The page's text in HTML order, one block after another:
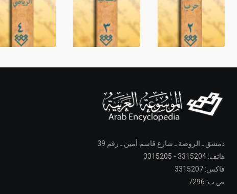
دمشق ـ الروضة ـ شارع قاسم أمين ـ رقم 39
هاتف: 3315204 - 3315205
فاكس: 3315207
ص.ب: 7296